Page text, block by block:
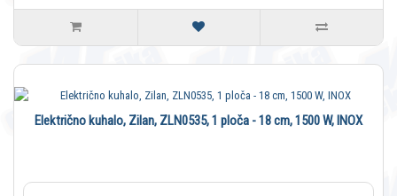
Električno kuhalo, Zilan, ZLN0535, 1 ploča - 18 cm, 1500 W, INOX